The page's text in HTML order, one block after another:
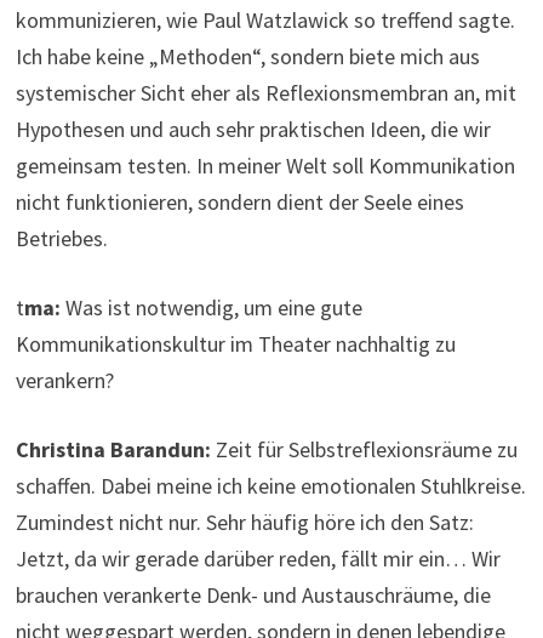
kommunizieren, wie Paul Watzlawick so treffend sagte.
Ich habe keine „Methoden“, sondern biete mich aus
systemischer Sicht eher als Reflexionsmembran an, mit
Hypothesen und auch sehr praktischen Ideen, die wir
gemeinsam testen. In meiner Welt soll Kommunikation
nicht funktionieren, sondern dient der Seele eines
Betriebes.
tma: Was ist notwendig, um eine gute
Kommunikationskultur im Theater nachhaltig zu
verankern?
Christina Barandun: Zeit für Selbstreflexionsräume zu
schaffen. Dabei meine ich keine emotionalen Stuhlkreise.
Zumindest nicht nur. Sehr häufig höre ich den Satz:
Jetzt, da wir gerade darüber reden, fällt mir ein… Wir
brauchen verankerte Denk- und Austauschräume, die
nicht weggespart werden, sondern in denen lebendige